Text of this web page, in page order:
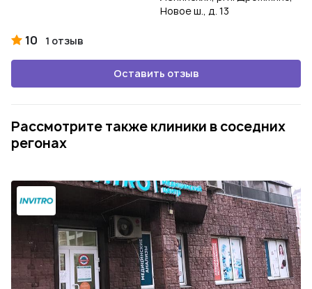
Новое ш., д. 13
10 1 отзыв
Оставить отзыв
Рассмотрите также клиники в соседних
регонах